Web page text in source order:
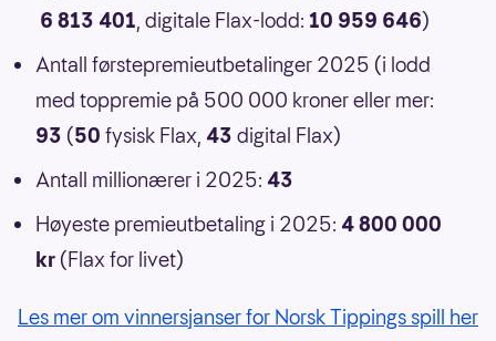
6 813 401, digitale Flax-lodd: 10 959 646)
Antall førstepremieutbetalinger 2025 (i lodd
med toppremie på 500 000 kroner eller mer:
93 (50 fysisk Flax, 43 digital Flax)
Antall millionærer i 2025: 43
Høyeste premieutbetaling i 2025: 4 800 000
kr (Flax for livet)
Les mer om vinnersjanser for Norsk Tippings spill her